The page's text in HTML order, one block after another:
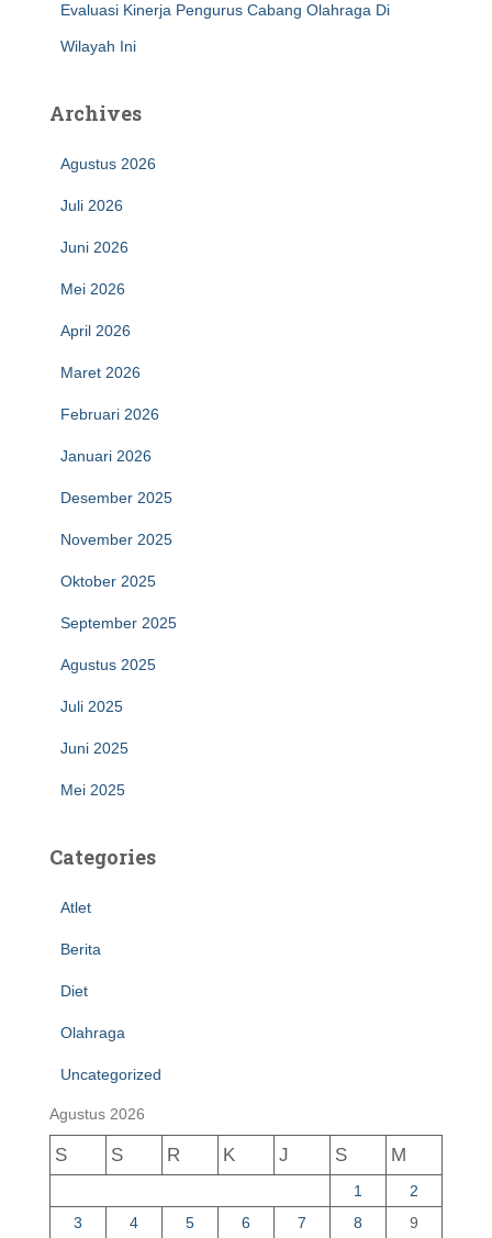
Evaluasi Kinerja Pengurus Cabang Olahraga Di
Wilayah Ini
Archives
Agustus 2026
Juli 2026
Juni 2026
Mei 2026
April 2026
Maret 2026
Februari 2026
Januari 2026
Desember 2025
November 2025
Oktober 2025
September 2025
Agustus 2025
Juli 2025
Juni 2025
Mei 2025
Categories
Atlet
Berita
Diet
Olahraga
Uncategorized
Agustus 2026
S S R K J S M
1
2
3
4 5 6 7 8 9